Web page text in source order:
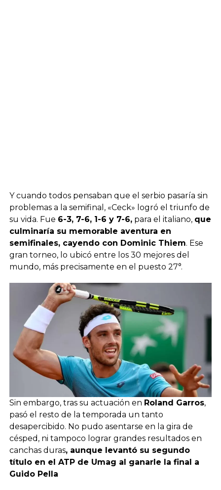
Y cuando todos pensaban que el serbio pasaría sin
problemas a la semifinal, «Ceck» logró el triunfo de
su vida. Fue 6-3, 7-6, 1-6 y 7-6,para el italiano, que
culminaría su memorable aventura en
semifinales, cayendo con Dominic Thiem. Ese
gran torneo, lo ubicó entre los 30 mejores del
mundo, más precisamente en el puesto 27°.
Sin embargo, tras su actuación en Roland Garros,
pasó el resto de la temporada un tanto
desapercibido. No pudo asentarse en la gira de
césped, ni tampoco lograr grandes resultados en
canchas duras, aunque levantó su segundo
título en el ATP de Umag al ganarle la final a
Guido Pella